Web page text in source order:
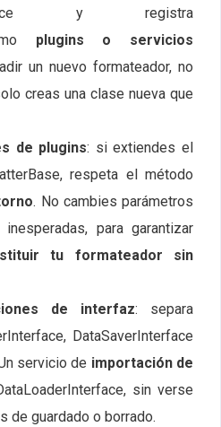
y registra
plugins o servicios
un nuevo formateador, no
creas una clase nueva que
de plugins: si extiendes el
, respeta el método
. No cambies parámetros
para garantizar
tu formateador sin
de interfaz: separa
, DataSaverInterface
servicio de importación de
, sin verse
de guardado o borrado.